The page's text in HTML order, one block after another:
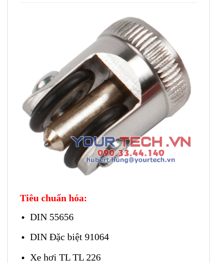
Tiêu chuẩn hóa:
DIN 55656
DIN Đặc biệt 91064
Xe hơi TL TL 226